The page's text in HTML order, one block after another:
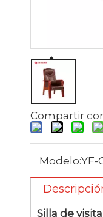
Compartir
Modelo:YF-
Silla de